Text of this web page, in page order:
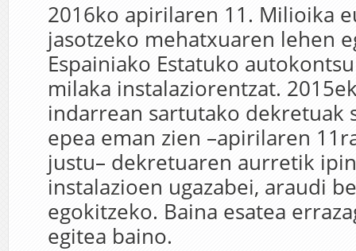
2016ko apirilaren 11. Milioika
jasotzeko mehatxuaren lehen
Espainiako Estatuko
milaka instalaziorentzat.
indarrean sartutako dekretuak
epea eman zien –apirilaren
justu– dekretuaren aurretik
instalazioen ugazabei, araudi
egokitzeko. Baina esatea
egitea baino.